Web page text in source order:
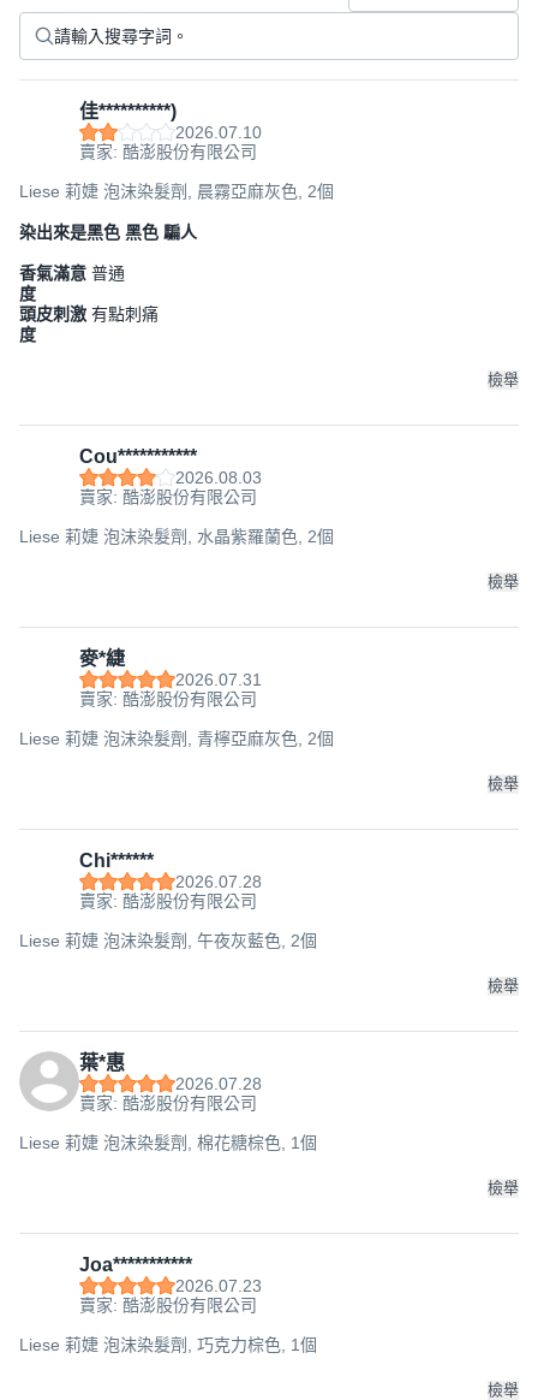
佳**********)
2026.07.10
賣家: 酷澎股份有限公司
Liese 莉婕 泡沫染髮劑, 晨霧亞麻灰色, 2個
染出來是黑色 黑色 騙人
香氣滿意
度
普通
頭皮刺激
度
有點刺痛
檢舉
Cou***********
2026.08.03
賣家: 酷澎股份有限公司
Liese 莉婕 泡沫染髮劑, 水晶紫羅蘭色, 2個
檢舉
麥*緁
2026.07.31
賣家: 酷澎股份有限公司
Liese 莉婕 泡沫染髮劑, 青檸亞麻灰色, 2個
檢舉
Chi******
2026.07.28
賣家: 酷澎股份有限公司
Liese 莉婕 泡沫染髮劑, 午夜灰藍色, 2個
檢舉
葉*惠
2026.07.28
賣家: 酷澎股份有限公司
Liese 莉婕 泡沫染髮劑, 棉花糖棕色, 1個
檢舉
Joa***********
2026.07.23
賣家: 酷澎股份有限公司
Liese 莉婕 泡沫染髮劑, 巧克力棕色, 1個
檢舉